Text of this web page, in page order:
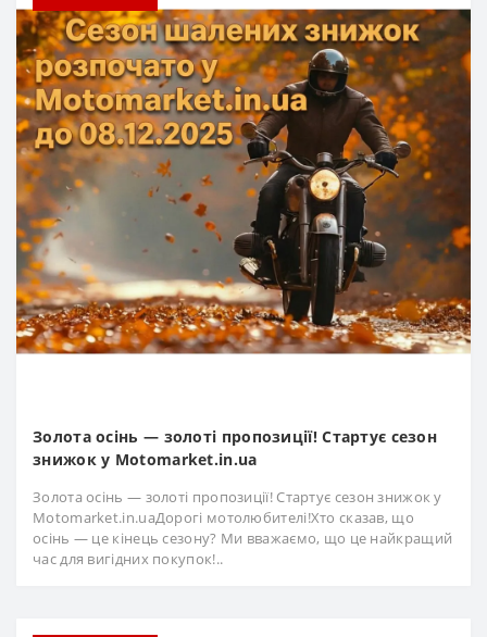
Золота осінь — золоті пропозиції! Стартує сезон
знижок у Motomarket.in.ua
Золота осінь — золоті пропозиції! Стартує сезон знижок у
Motomarket.in.uaДорогі мотолюбителі!Хто сказав, що
осінь — це кінець сезону? Ми вважаємо, що це найкращий
час для вигідних покупок!..